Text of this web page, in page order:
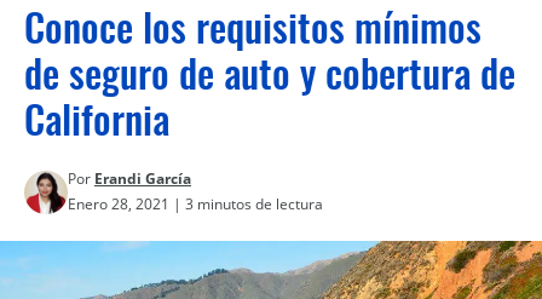
Conoce los requisitos mínimos
de seguro de auto y cobertura de
California
Por Erandi García
Enero 28, 2021 | 3 minutos de lectura